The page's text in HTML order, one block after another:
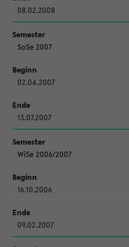
08.02.2008
SoSe 2007
02.04.2007
13.07.2007
WiSe 2006/2007
16.10.2006
09.02.2007